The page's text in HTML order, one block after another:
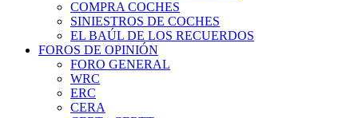
COMPRA COCHES
SINIESTROS DE COCHES
EL BAÚL DE LOS RECUERDOS
FOROS DE OPINIÓN
FORO GENERAL
WRC
ERC
CERA